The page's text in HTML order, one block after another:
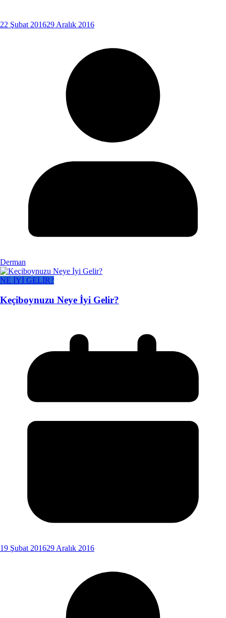
22 Şubat 201629 Aralık 2016
Derman
NE İYİ GELİR?
Keçiboynuzu Neye İyi Gelir?
19 Şubat 201629 Aralık 2016